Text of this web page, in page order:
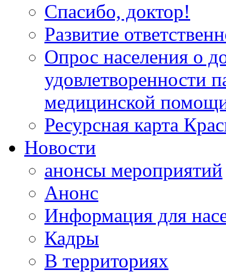
Спасибо, доктор!
Развитие
Опрос населения о
удовлетворенности
медицинской
Ресурсная карта
Новости
анонсы мероприятий
Анонс
Информация для
Кадры
В территориях